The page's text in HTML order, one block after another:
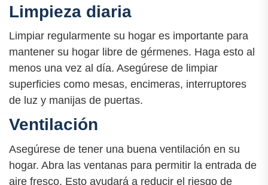
Limpieza diaria
Limpiar regularmente su hogar es importante para
mantener su hogar libre de gérmenes. Haga esto al
menos una vez al día. Asegúrese de limpiar
superficies como mesas, encimeras, interruptores
de luz y manijas de puertas.
Ventilación
Asegúrese de tener una buena ventilación en su
hogar. Abra las ventanas para permitir la entrada de
aire fresco. Esto ayudará a reducir el riesgo de